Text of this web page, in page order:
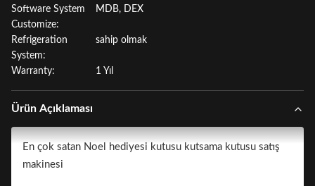
Software System
Customize:
MDB, DEX
Refrigeration
System:
sahip olmak
Warranty: 1 Yıl
Ürün Açıklaması
En çok satan Noel hediyesi kutusu kutsama kutusu satış
makinesi